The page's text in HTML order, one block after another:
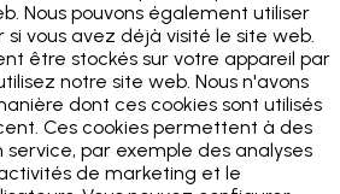
Nous pouvons également utiliser
si vous avez déjà visité le site web.
être stockés sur votre appareil par
notre site web. Nous n'avons
dont ces cookies sont utilisés
Ces cookies permettent à des
service, par exemple des analyses
de marketing et le